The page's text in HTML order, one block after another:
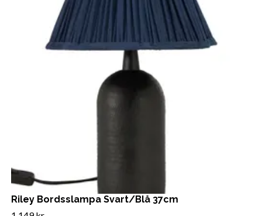
Riley Bordsslampa Svart/Blå 37cm